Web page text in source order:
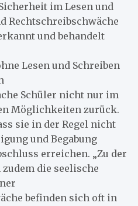
im Lesen und
Rechtschreibschwäche
und behandelt
Lesen und Schreiben
Schüler nicht nur im
Möglichkeiten zurück.
sie in der Regel nicht
und Begabung
erreichen. „Zu der
die seelische
befinden sich oft in